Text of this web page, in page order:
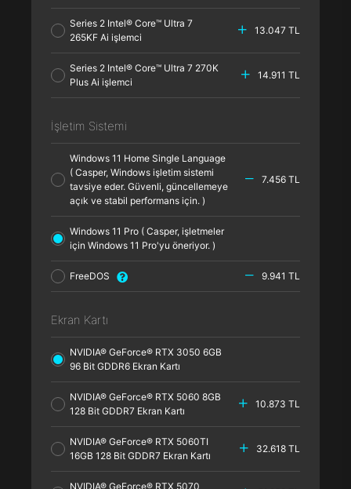
Series 2 Intel® Core™ Ultra 7
265KF Ai işlemci
13.047 TL
Series 2 Intel® Core™ Ultra 7 270K
Plus Ai işlemci
14.911 TL
İşletim Sistemi
Windows 11 Home Single Language
( Casper, Windows işletim sistemi
tavsiye eder. Güvenli, güncellemeye
açık ve stabil performans için. )
7.456 TL
Windows 11 Pro ( Casper, işletmeler
için Windows 11 Pro'yu öneriyor. )
FreeDOS 9.941 TL
Ekran Kartı
NVIDIA® GeForce® RTX 3050 6GB
96 Bit GDDR6 Ekran Kartı
NVIDIA® GeForce® RTX 5060 8GB
128 Bit GDDR7 Ekran Kartı
10.873 TL
NVIDIA® GeForce® RTX 5060TI
16GB 128 Bit GDDR7 Ekran Kartı
32.618 TL
NVIDIA® GeForce® RTX 5070